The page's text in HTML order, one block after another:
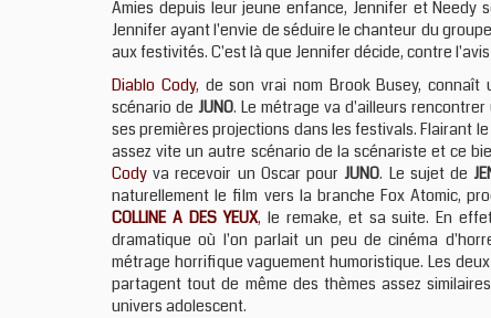
Amies depuis leur jeune enfance, Jennifer et
Jennifer ayant l'envie de séduire le chanteur du
aux festivités. C'est là que Jennifer décide, contre
Diablo Cody, de son vrai nom Brook Busey,
scénario de JUNO. Le métrage va d'ailleurs
ses premières projections dans les festivals. Flairant
assez vite un autre scénario de la scénariste et ce
Cody va recevoir un Oscar pourJUNO. Le sujet de
naturellement le film vers la branche Fox Atomic,
COLLINE A DES YEUX, le remake, et sa suite. En
dramatique où l'on parlait un peu de cinéma
métrage horrifique vaguement humoristique. Les
partagent tout de même des thèmes assez
univers adolescent.